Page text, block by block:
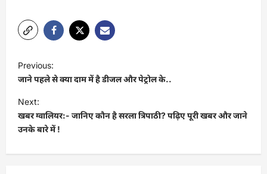
P
o
s
t
n
a
Previous:
जाने पहले से क्या दाम में है डीजल और पेट्रोल के..
Next:
खबर ग्वालियर:- जानिए कौन है सरला त्रिपाठी? पढ़िए पूरी खबर और जाने
उनके बारे में !